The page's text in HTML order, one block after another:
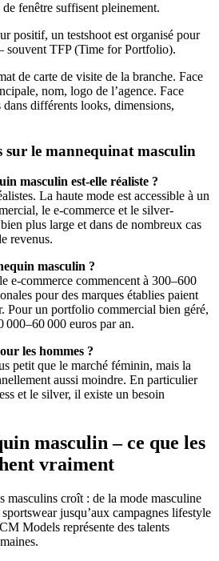
fenêtre suffisent pleinement.
positif, un testshoot est organisé pour
TFP (Time for Portfolio).
de carte de visite de la branche. Face
nom, logo de l’agence. Face
différents looks, dimensions,
sur le mannequinat masculin
masculin est-elle réaliste ?
La haute mode est accessible à un
le e-commerce et le silver-
plus large et dans de nombreux cas
revenus.
masculin ?
e-commerce commencent à 300–600
pour des marques établies paient
Pour un portfolio commercial bien géré,
000–60 000 euros par an.
les hommes ?
petit que le marché féminin, mais la
aussi moindre. En particulier
et le silver, il existe un besoin
masculin – ce que les
vraiment
masculins croît : de la mode masculine
jusqu’aux campagnes lifestyle
Models représente des talents